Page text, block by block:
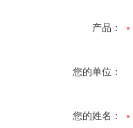
产品：
您的单位：
您的姓名：